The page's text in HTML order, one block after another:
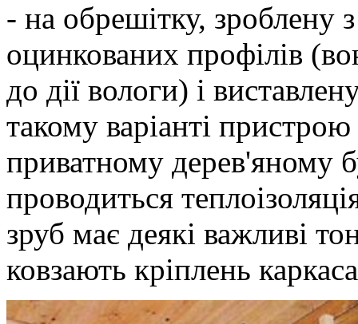
- на обрешітку, зроблену
оцинкованих профілів
до дії вологи) і
такому варіанті
приватному дерев'яному
проводиться
зруб має деякі важливі
ковзають кріплень